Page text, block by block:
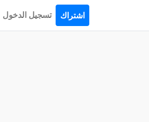
تسجيل الدخول اشتراك